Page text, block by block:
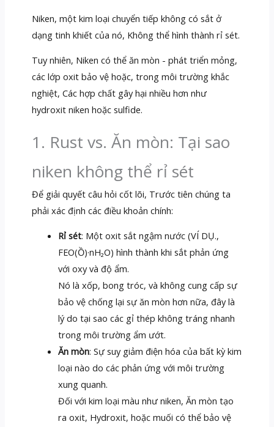
Niken, một kim loại chuyển tiếp không có sắt ở
dạng tinh khiết của nó, Không thể hình thành rỉ sét.
Tuy nhiên, Niken có thể ăn mòn - phát triển mỏng,
các lớp oxit bảo vệ hoặc, trong môi trường khắc
nghiệt, Các hợp chất gây hại nhiều hơn như
hydroxit niken hoặc sulfide.
1. Rust vs. Ăn mòn: Tại sao
niken không thể rỉ sét
Để giải quyết câu hỏi cốt lõi, Trước tiên chúng ta
phải xác định các điều khoản chính:
Rỉ sét: Một oxit sắt ngậm nước (VÍ DỤ.,
FEO(Ồ)·nH₂O) hình thành khi sắt phản ứng
với oxy và độ ẩm.
Nó là xốp, bong tróc, và không cung cấp sự
bảo vệ chống lại sự ăn mòn hơn nữa, đây là
lý do tại sao các gỉ thép không tráng nhanh
trong môi trường ẩm ướt.
Ăn mòn: Sự suy giảm điện hóa của bất kỳ kim
loại nào do các phản ứng với môi trường
xung quanh.
Đối với kim loại màu như niken, Ăn mòn tạo
ra oxit, Hydroxit, hoặc muối có thể bảo vệ